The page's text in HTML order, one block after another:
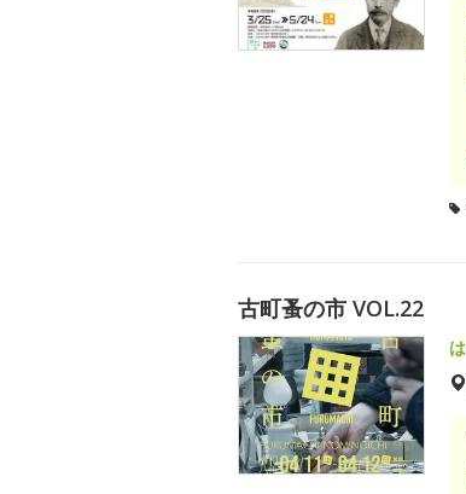
古町蚤の市 VOL.22